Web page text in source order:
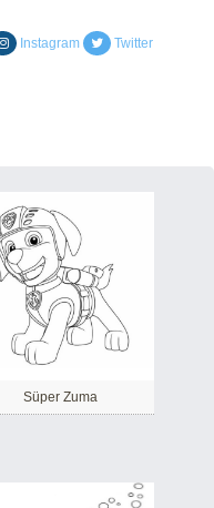
Instagram Twitter
Süper Zuma